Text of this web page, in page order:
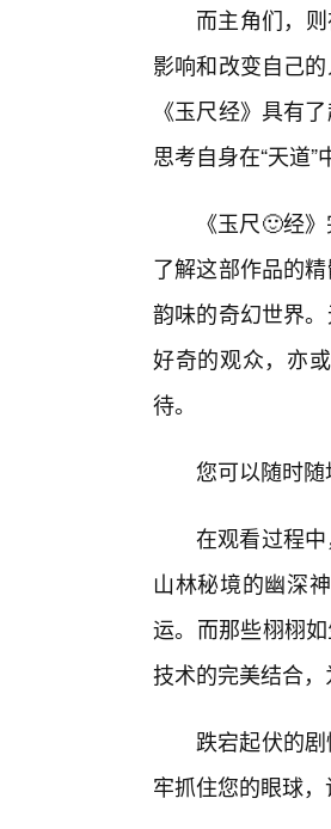
而主角们，
影响和改变自己
《玉尺经》具有
思考自身在“天道”
《玉尺🙂经
了解这部作品的
韵味的奇幻世界
好奇的观众，亦
待。
您可以随时
在观看过程
山林秘境的幽深
运。而那些栩栩
技术的完美结合
跌宕起伏的
牢抓住您的眼球